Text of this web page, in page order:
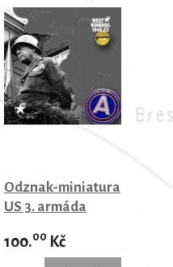
Odznak-miniatura
US 3. armáda
100.00 Kč